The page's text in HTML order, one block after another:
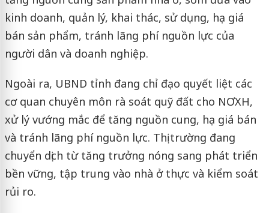
kinh doanh, quản lý, khai thác, sử dụng, hạ giá
bán sản phẩm, tránh lãng phí nguồn lực của
người dân và doanh nghiệp.
Ngoài ra, UBND tỉnh đang chỉ đạo quyết liệt các
cơ quan chuyên môn rà soát quỹ đất cho NƠXH,
xử lý vướng mắc để tăng nguồn cung, hạ giá bán
và tránh lãng phí nguồn lực. Thị trường đang
chuyển dịch từ tăng trưởng nóng sang phát triển
bền vững, tập trung vào nhà ở thực và kiểm soát
rủi ro.